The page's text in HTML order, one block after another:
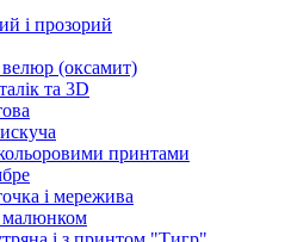
і прозорий
(оксамит)
та 3D
принтами
і мережива
малюнком